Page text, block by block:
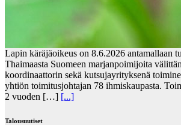
Lapin käräjäoikeus on 8.6.2026 antamallaan
Thaimaasta Suomeen marjanpoimijoita
koordinaattorin sekä kutsujayrityksenä
yhtiön toimitusjohtajan 78 ihmiskaupasta.
2 vuoden […] [...]
Talousuutiset